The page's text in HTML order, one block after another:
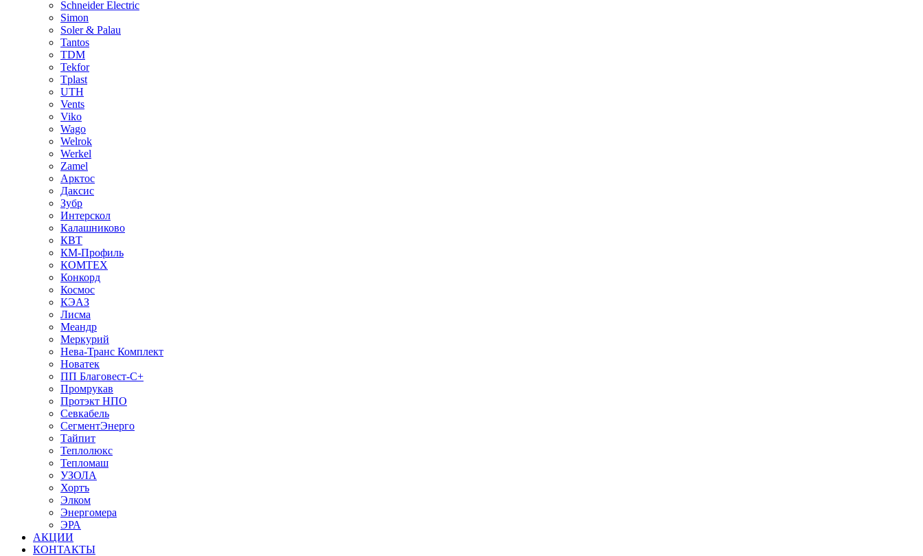
Schneider Electric
Simon
Soler & Palau
Tantos
TDM
Tekfor
Tplast
UTH
Vents
Viko
Wago
Welrok
Werkel
Zamel
Арктос
Даксис
Зубр
Интерскол
Калашниково
КВТ
КМ-Профиль
КОМТЕХ
Конкорд
Космос
КЭАЗ
Лисма
Меандр
Меркурий
Нева-Транс Комплект
Новатек
ПП Благовест-С+
Промрукав
Протэкт НПО
Севкабель
СегментЭнерго
Тайпит
Теплолюкс
Тепломаш
УЗОЛА
Хортъ
Элком
Энергомера
ЭРА
АКЦИИ
КОНТАКТЫ